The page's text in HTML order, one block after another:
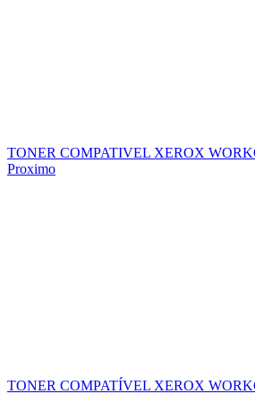
TONER COMPATIVEL XEROX
Proximo
TONER COMPATÍVEL XEROX